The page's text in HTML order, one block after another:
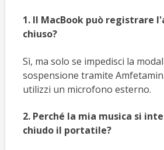
1. Il MacBook può registrare
chiuso?
Sì, ma solo se impedisci la
sospensione tramite
utilizzi un microfono esterno.
2. Perché la mia musica si
chiudo il portatile?